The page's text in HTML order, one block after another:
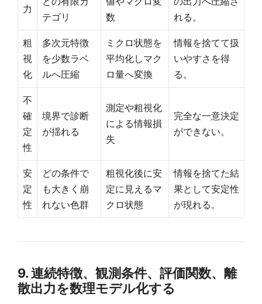
力
テゴリ
数
れる。
粗
視
化
多次元特徴
を少数ラベ
ルへ圧縮
ミクロ状態を
平均化しマク
ロ量へ変換
情報を捨てて扱
いやすさを得
る。
不
確
定
性
境界で診断
が揺れる
測定や粗視化
による情報損
失
完全な一意決定
ができない。
安
定
性
どの条件で
も大きく崩
れない色群
粗視化後に安
定に見えるマ
クロ状態
情報を捨てた結
果として安定性
が現れる。
9. 連続特徴、観測条件、評価関数、離
散出力を数理モデル化する